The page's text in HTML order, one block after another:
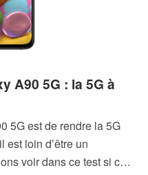
A90 5G : la 5G à
5G est de rendre la 5G
est loin d’être un
voir dans ce test si ce